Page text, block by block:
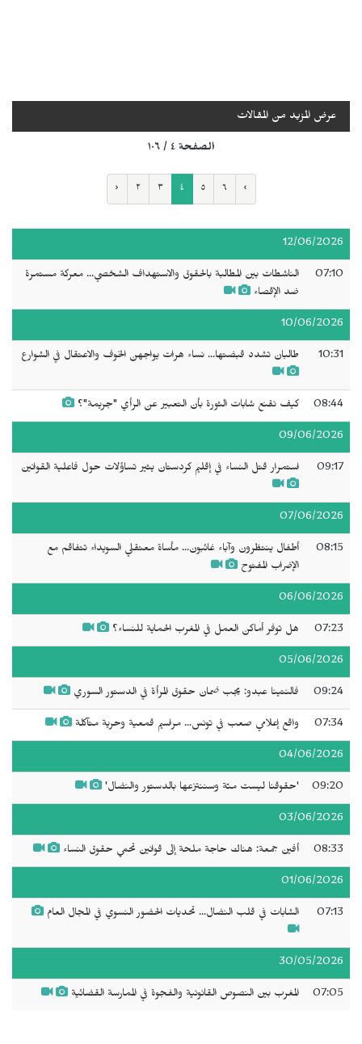
عرض المزيد من المقالات
الصفحة ٤ / ١٠٦
‹ ٢ ٣ ٤ ٥ ٦ ›
12/06/2026
07:10
الناشطات بين المطالبة بالحقوق والاستهداف الشخصي... معركة مستمرة
ضد الإقصاء
10/06/2026
10:31 طالبان تشدد قبضتها... نساء هرات يواجهن الخوف والاعتقال في الشوارع
08:44 كيف نقنع شابات الثورة بأن التعبير عن الرأي "جريمة"؟
09/06/2026
09:17 استمرار قتل النساء في إقليم كردستان يثير تساؤلات حول فاعلية القوانين
07/06/2026
08:15
أطفال ينتظرون وآباء غائبون... مأساة معتقلي السويداء تتفاقم مع
الإضراب المفتوح
06/06/2026
07:23 هل توفر أماكن العمل في المغرب الحماية للنساء؟
05/06/2026
09:24 فالنتينا عبدو: يجب ضمان حقوق المرأة في الدستور السوري
07:34 واقع إعلامي صعب في تونس... مراسيم قمعية وحرية متآكلة
04/06/2026
09:20 'حقوقنا ليست منّة وسننتزعها بالدستور والنضال'
03/06/2026
08:33 أفين جمعة: هناك حاجة ملحة إلى قوانين تحمي حقوق النساء
01/06/2026
07:13 الشابات في قلب النضال... تحديات الحضور النسوي في المجال العام
30/05/2026
07:05 المغرب بين النصوص القانونية والفجوة في الممارسة القضائية